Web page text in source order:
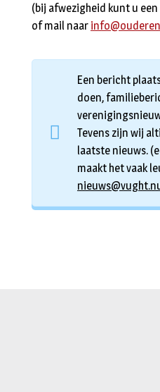
(bij afwezigheid kunt u
of mail naar
Een bericht
doen,
Tevens zijn wij
laatste nieuws.
maakt het vaak